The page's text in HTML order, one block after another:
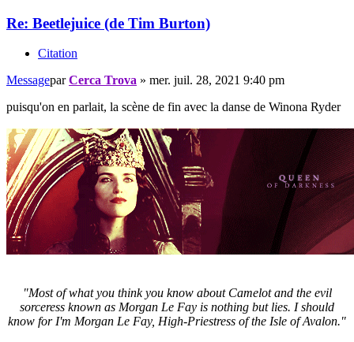
Re: Beetlejuice (de Tim Burton)
Citation
MessageparCerca Trova » mer. juil. 28, 2021 9:40 pm
puisqu'on en parlait, la scène de fin avec la danse de Winona Ryder
"Most of what you think you know about Camelot and the evil
sorceress known as Morgan Le Fay is nothing but lies. I should
know for I'm Morgan Le Fay, High-Priestress of the Isle of Avalon."